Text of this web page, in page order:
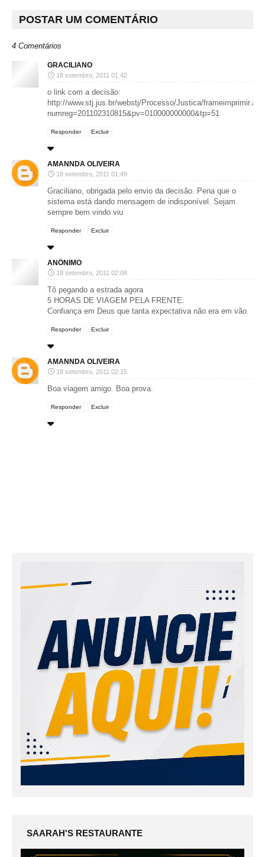
POSTAR UM COMENTÁRIO
4 Comentários
GRACILIANO
18 setembro, 2011 01:42
o link com a decisão:
http://www.stj.jus.br/webstj/Processo/Justica/
numreg=201102310815&pv=010000000000&tp=51
Responder Excluir
AMANNDA OLIVEIRA
18 setembro, 2011 01:49
Graciliano, obrigada pelo envio da decisão. Pena que o
sistema está dando mensagem de indisponível. Sejam
sempre bem vindo viu
Responder Excluir
ANÔNIMO
18 setembro, 2011 02:08
Tô pegando a estrada agora
5 HORAS DE VIAGEM PELA FRENTE.
Confiança em Deus que tanta expectativa não era em vão.
Responder Excluir
AMANNDA OLIVEIRA
18 setembro, 2011 02:15
Boa viagem amigo. Boa prova.
Responder Excluir
SAARAH'S RESTAURANTE